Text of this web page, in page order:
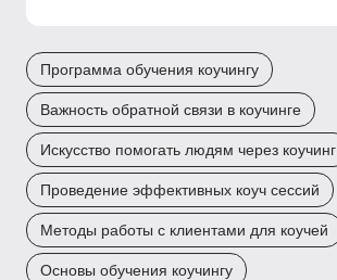
Программа обучения коучингу
Важность обратной связи в коучинге
Искусство помогать людям через коучинг
Проведение эффективных коуч сессий
Методы работы с клиентами для коучей
Основы обучения коучингу